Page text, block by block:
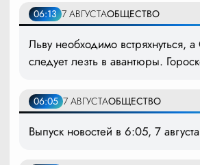
06:13 7 АВГУСТАОБЩЕСТВО
Льву необходимо встряхнуться,
следует лезть в авантюры.
06:05 7 АВГУСТАОБЩЕСТВО
Выпуск новостей в 6:05, 7